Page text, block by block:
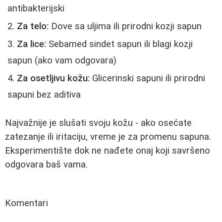
antibakterijski
Za telo: Dove sa uljima ili prirodni kozji sapun
Za lice: Sebamed sindet sapun ili blagi kozji
sapun (ako vam odgovara)
Za osetljivu kožu: Glicerinski sapuni ili prirodni
sapuni bez aditiva
Najvažnije je slušati svoju kožu - ako osećate
zatezanje ili iritaciju, vreme je za promenu sapuna.
Eksperimentište dok ne nađete onaj koji savršeno
odgovara baš vama.
Komentari